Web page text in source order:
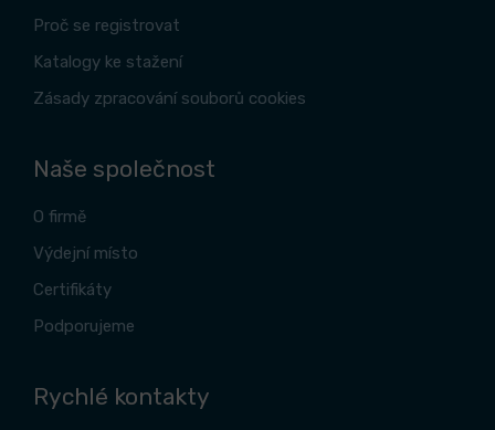
Proč se registrovat
Katalogy ke stažení
Zásady zpracování souborů cookies
Naše společnost
O firmě
Výdejní místo
Certifikáty
Podporujeme
Rychlé kontakty